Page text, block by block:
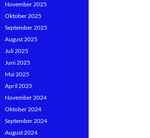
November 2025
Oktober 2025
September 2025
August 2025
Juli 2025
Juni 2025
Mai 2025
April 2025
November 2024
Oktober 2024
September 2024
August 2024